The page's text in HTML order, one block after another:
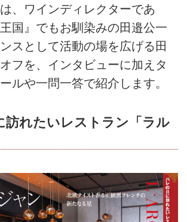
、ワインディレクターであ
国』でもお馴染みの田邉公一
スとして活動の場を広げる田
フを、インタビューに加えタ
ルや一問一答で紹介します。
訪れたいレストラン「ラル